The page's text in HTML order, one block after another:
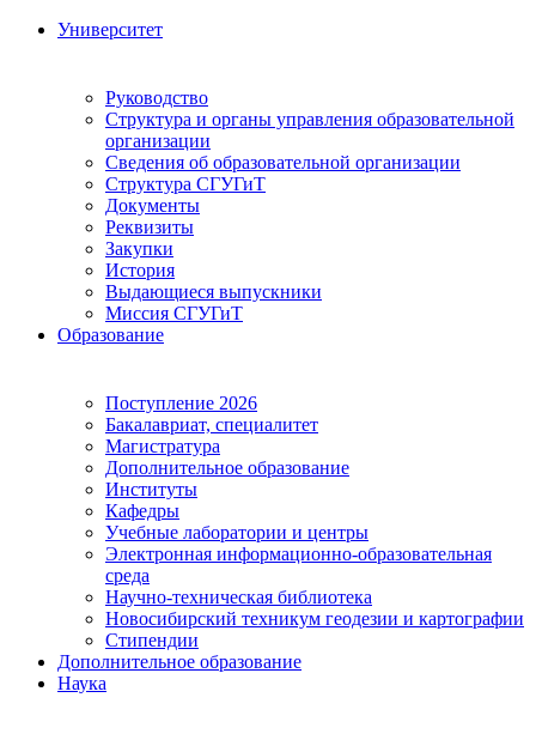
Университет
Руководство
Структура и органы управления образовательной
организации
Сведения об образовательной организации
Структура СГУГиТ
Документы
Реквизиты
Закупки
История
Выдающиеся выпускники
Миссия СГУГиТ
Образование
Поступление 2026
Бакалавриат, специалитет
Магистратура
Дополнительное образование
Институты
Кафедры
Учебные лаборатории и центры
Электронная информационно-образовательная
среда
Научно-техническая библиотека
Новосибирский техникум геодезии и картографии
Стипендии
Дополнительное образование
Наука